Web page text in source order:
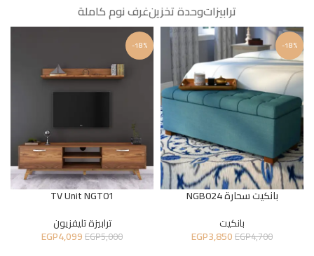
ترابيزاتوحدة تخزينغرف نوم كاملة
-18%
بانكيت سحارة NGB024
بانكيت
EGP4,700
EGP3,850
-18%
TV Unit NGT01
ترابيزة تليفزيون
EGP5,000
EGP4,099